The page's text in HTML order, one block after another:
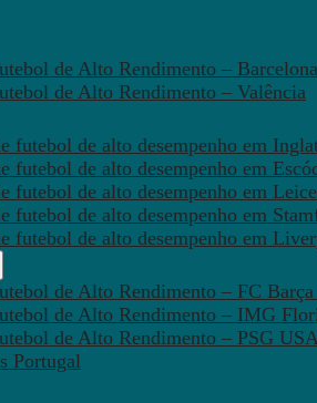
de Alto Rendimento – Barcelona
de Alto Rendimento – Valência
futebol de alto desempenho em
futebol de alto desempenho em
futebol de alto desempenho em
futebol de alto desempenho em
futebol de alto desempenho em
de Alto Rendimento – FC
de Alto Rendimento – IMG
de Alto Rendimento – PSG
Portugal